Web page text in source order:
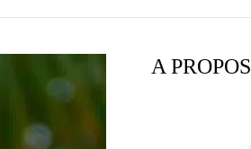
A PROPOS